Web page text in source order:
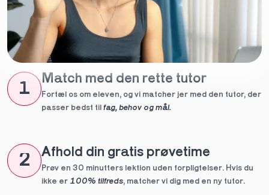
1
Match med den rette tutor
Fortæl os om eleven, og vi matcher jer med den tutor, der
passer bedst til fag, behov og mål.
2 Afhold din gratis prøvetime
Prøv en 30 minutters lektion uden forpligtelser. Hvis du
ikke er 100% tilfreds, matcher vi dig med en ny tutor.